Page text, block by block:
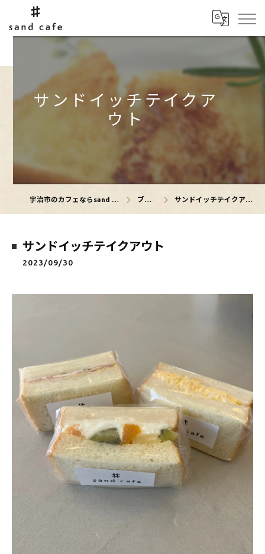
サンドイッチテイクア
ウト
宇治市のカフェならsand cafe ブログ サンドイッチテイクアウト
サンドイッチテイクアウト
2023/09/30